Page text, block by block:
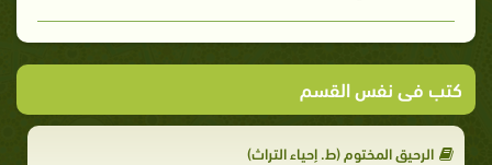
كتب فى نفس القسم
الرحيق المختوم (ط. إحياء التراث)